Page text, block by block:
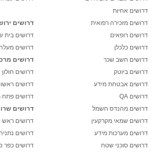
דרושים אחיות
דרושים מזכירה רפואית
דרושים רופאים
דרושים כלכלן
דרושים חשב שכר
דרושים ביוטק
דרושים אבטחת מידע
דרושים QA
דרושים מהנדס חשמל
דרושים שמאי מקרקעין
דרושים מערכות מידע
דרושים סוכני שטח
דרושים
דרושים בית
דרושים
דרושים
דרושים חולון
דרושים ראשון
דרושים פתח
דרושים
דרושים ראש
דרושים נתניה
דרושים כפר